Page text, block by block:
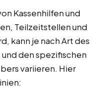
Kassenhilfen und
Teilzeitstellen und
kann je nach Art des
den spezifischen
variieren. Hier